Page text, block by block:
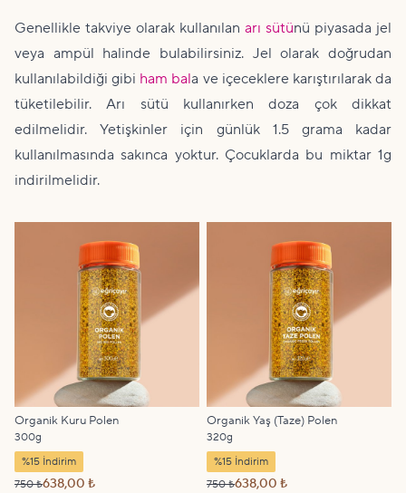
Genellikle takviye olarak kullanılan arı sütünü piyasada jel
veya ampül halinde bulabilirsiniz. Jel olarak doğrudan
kullanılabildiği gibi ham bala ve içeceklere karıştırılarak da
tüketilebilir. Arı sütü kullanırken doza çok dikkat
edilmelidir. Yetişkinler için günlük 1.5 grama kadar
kullanılmasında sakınca yoktur. Çocuklarda bu miktar 1g
indirilmelidir.
Organik Kuru Polen
300g
%15 İndirim
750 ₺638,00 ₺
Organik Yaş (Taze) Polen
320g
%15 İndirim
750 ₺638,00 ₺